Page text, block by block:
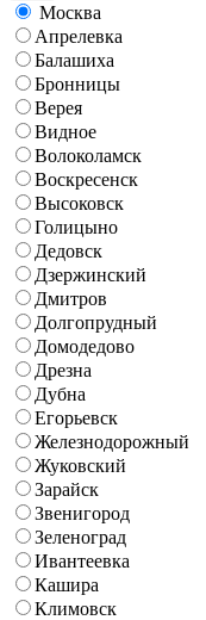
Москва
Апрелевка
Балашиха
Бронницы
Верея
Видное
Волоколамск
Воскресенск
Высоковск
Голицыно
Дедовск
Дзержинский
Дмитров
Долгопрудный
Домодедово
Дрезна
Дубна
Егорьевск
Железнодорожный
Жуковский
Зарайск
Звенигород
Зеленоград
Ивантеевка
Кашира
Климовск